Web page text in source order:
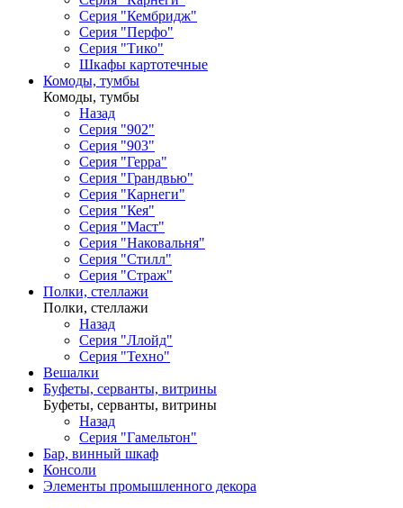
Серия "Кембридж"
Серия "Перфо"
Серия "Тико"
Шкафы картотечные
Комоды, тумбы
Комоды, тумбы
Назад
Серия "902"
Серия "903"
Серия "Герра"
Серия "Грандвью"
Серия "Карнеги"
Серия "Кея"
Серия "Маст"
Серия "Наковальня"
Серия "Стилл"
Серия "Страж"
Полки, стеллажи
Полки, стеллажи
Назад
Серия "Ллойд"
Серия "Техно"
Вешалки
Буфеты, серванты, витрины
Буфеты, серванты, витрины
Назад
Серия "Гамельтон"
Бар, винный шкаф
Консоли
Элементы промышленного декора